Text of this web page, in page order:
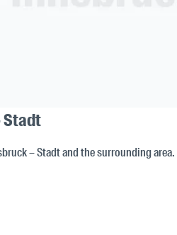
Stadt
– Stadt and the surrounding area.